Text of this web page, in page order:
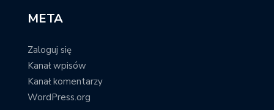
META
Zaloguj się
Kanał wpisów
Kanał komentarzy
WordPress.org